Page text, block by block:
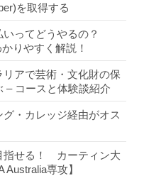
を取得する
ってどうやるの？
りやすく解説！
リアで芸術・文化財の保
– コースと体験談紹介
・カレッジ経由がオス
指せる！ カーティン大
専攻】